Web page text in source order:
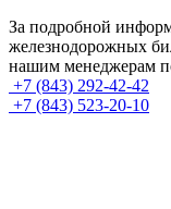
За подробной
железнодорожных
нашим менеджерам
+7 (843) 292-42-42
+7 (843) 523-20-10